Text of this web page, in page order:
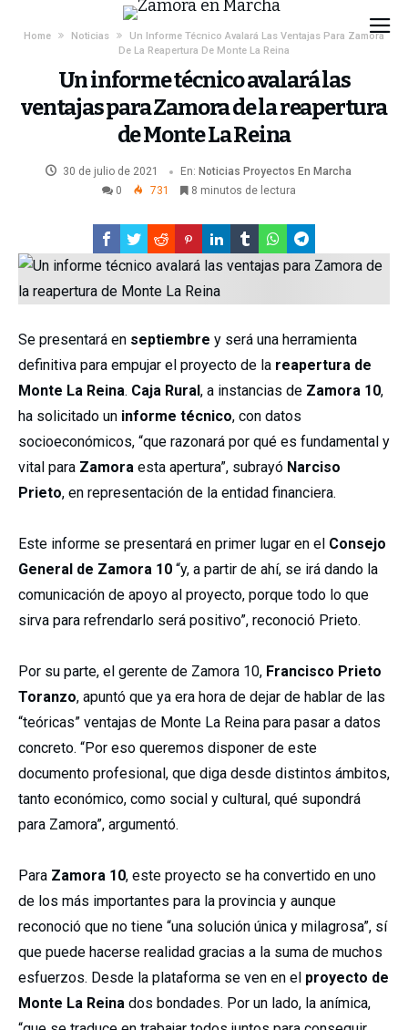
Home Noticias
Un Informe Técnico Avalará Las Ventajas Para Zamora
De La Reapertura De Monte La Reina
Un informe técnico avalará las
ventajas para Zamora de la reapertura
de Monte La Reina
30 de julio de 2021 En: Noticias Proyectos En Marcha
0
731 8 minutos de lectura
Se presentará en septiembre y será una herramienta
definitiva para empujar el proyecto de la reapertura de
Monte La Reina. Caja Rural, a instancias de Zamora 10,
ha solicitado un informe técnico, con datos
socioeconómicos, “que razonará por qué es fundamental y
vital para Zamora esta apertura”, subrayó Narciso
Prieto, en representación de la entidad financiera.
Este informe se presentará en primer lugar en el Consejo
General de Zamora 10 “y, a partir de ahí, se irá dando la
comunicación de apoyo al proyecto, porque todo lo que
sirva para refrendarlo será positivo”, reconoció Prieto.
Por su parte, el gerente de Zamora 10, Francisco Prieto
Toranzo, apuntó que ya era hora de dejar de hablar de las
“teóricas” ventajas de Monte La Reina para pasar a datos
concreto. “Por eso queremos disponer de este
documento profesional, que diga desde distintos ámbitos,
tanto económico, como social y cultural, qué supondrá
para Zamora”, argumentó.
Para Zamora 10, este proyecto se ha convertido en uno
de los más importantes para la provincia y aunque
reconoció que no tiene “una solución única y milagrosa”, sí
que puede hacerse realidad gracias a la suma de muchos
esfuerzos. Desde la plataforma se ven en el proyecto de
Monte La Reina dos bondades. Por un lado, la anímica,